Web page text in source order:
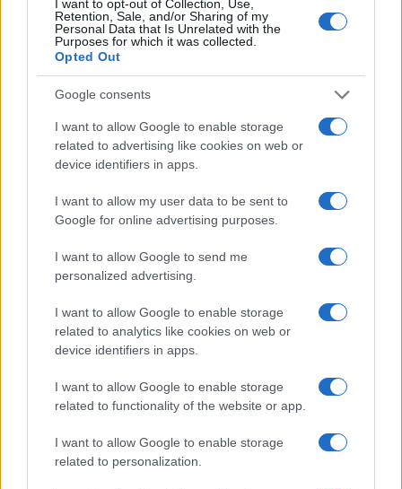
I want to opt-out of Collection, Use,
Retention, Sale, and/or Sharing of my
Personal Data that Is Unrelated with the
Purposes for which it was collected.
Opted Out
Google consents
I want to allow Google to enable storage
related to advertising like cookies on web or
device identifiers in apps.
I want to allow my user data to be sent to
Google for online advertising purposes.
I want to allow Google to send me
personalized advertising.
I want to allow Google to enable storage
related to analytics like cookies on web or
device identifiers in apps.
I want to allow Google to enable storage
related to functionality of the website or app.
I want to allow Google to enable storage
related to personalization.
come sviluppo atteso per garantire tutela e
accessibilità.
AUTORE
Alessandro Tassinari
Alessandro Tassinari, torinese con passaporto
pieno di timbri, riscrisse un percorso alpino
dopo un incontro al Rifugio Garelli: oggi cura
storie di viaggio in chiave narrativa. In
redazione predilige longform, sostiene
l'attenzione al paesaggio e conserva un
taccuino logoro con mappe disegnate a